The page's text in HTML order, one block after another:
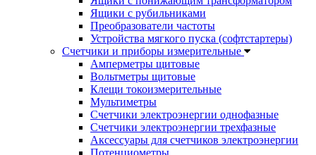
Ящики с рубильниками
Преобразователи частоты
Устройства мягкого пуска (софтстартеры)
Счетчики и приборы измерительные
Амперметры щитовые
Вольтметры щитовые
Клещи токоизмерительные
Мультиметры
Счетчики электроэнергии однофазные
Счетчики электроэнергии трехфазные
Аксессуары для счетчиков электроэнергии
Потенциометры